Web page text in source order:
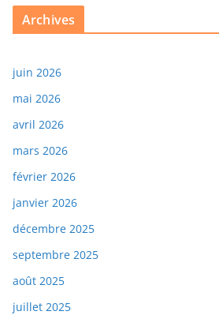
Archives
juin 2026
mai 2026
avril 2026
mars 2026
février 2026
janvier 2026
décembre 2025
septembre 2025
août 2025
juillet 2025